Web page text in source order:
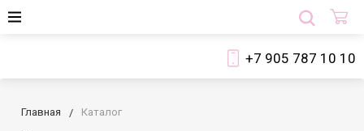
+7 905 787 10 10
Главная Каталог